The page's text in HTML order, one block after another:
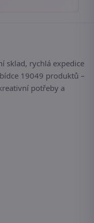
sklad, rychlá expedice
19049 produktů –
potřeby a